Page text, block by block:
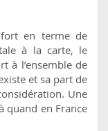
fort en terme de
à la carte, le
à l’ensemble de
et sa part de
Une
quand en France